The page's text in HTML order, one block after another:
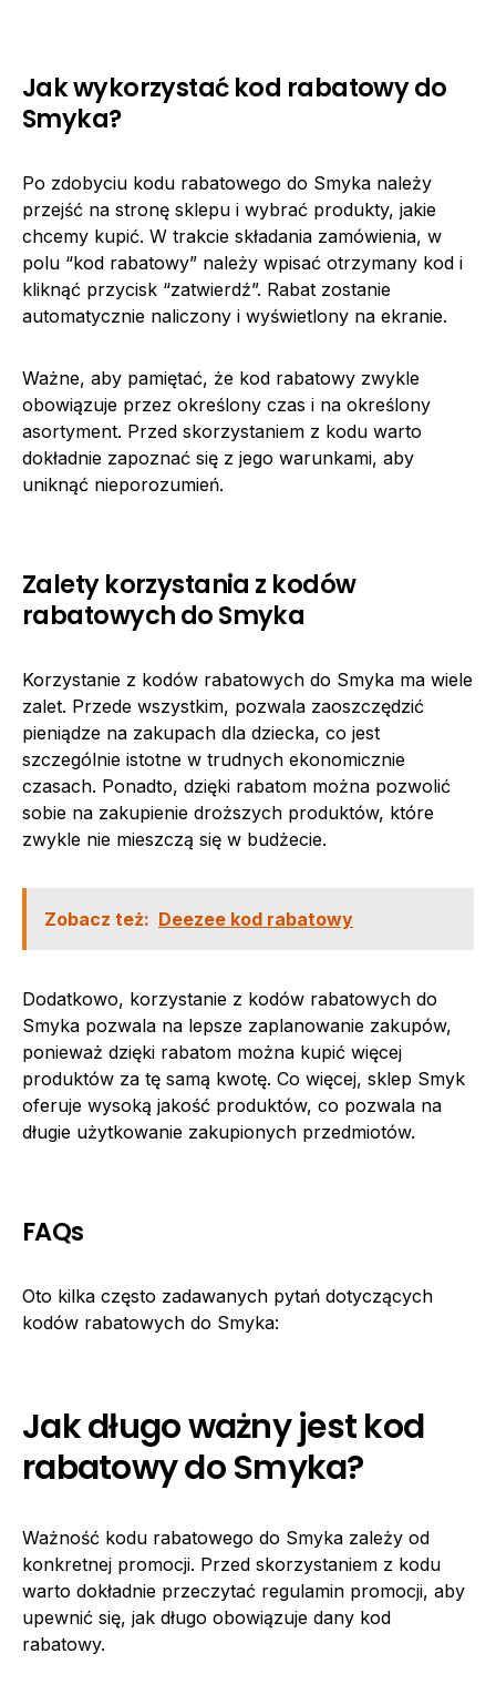
Jak wykorzystać kod rabatowy do
Smyka?
Po zdobyciu kodu rabatowego do Smyka należy
przejść na stronę sklepu i wybrać produkty, jakie
chcemy kupić. W trakcie składania zamówienia, w
polu “kod rabatowy” należy wpisać otrzymany kod i
kliknąć przycisk “zatwierdź”. Rabat zostanie
automatycznie naliczony i wyświetlony na ekranie.
Ważne, aby pamiętać, że kod rabatowy zwykle
obowiązuje przez określony czas i na określony
asortyment. Przed skorzystaniem z kodu warto
dokładnie zapoznać się z jego warunkami, aby
uniknąć nieporozumień.
Zalety korzystania z kodów
rabatowych do Smyka
Korzystanie z kodów rabatowych do Smyka ma wiele
zalet. Przede wszystkim, pozwala zaoszczędzić
pieniądze na zakupach dla dziecka, co jest
szczególnie istotne w trudnych ekonomicznie
czasach. Ponadto, dzięki rabatom można pozwolić
sobie na zakupienie droższych produktów, które
zwykle nie mieszczą się w budżecie.
Zobacz też: Deezee kod rabatowy
Dodatkowo, korzystanie z kodów rabatowych do
Smyka pozwala na lepsze zaplanowanie zakupów,
ponieważ dzięki rabatom można kupić więcej
produktów za tę samą kwotę. Co więcej, sklep Smyk
oferuje wysoką jakość produktów, co pozwala na
długie użytkowanie zakupionych przedmiotów.
FAQs
Oto kilka często zadawanych pytań dotyczących
kodów rabatowych do Smyka:
Jak długo ważny jest kod
rabatowy do Smyka?
Ważność kodu rabatowego do Smyka zależy od
konkretnej promocji. Przed skorzystaniem z kodu
warto dokładnie przeczytać regulamin promocji, aby
upewnić się, jak długo obowiązuje dany kod
rabatowy.